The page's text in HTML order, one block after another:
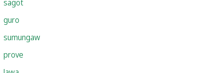
sagot
guro
sumungaw
prove